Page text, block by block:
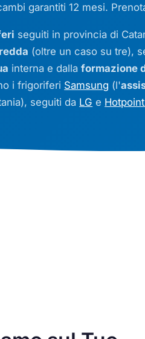
garantiti 12 mesi.
seguiti in provincia di
(oltre un caso su tre),
interna e dallaformazione
i frigoriferi Samsung (l'
seguiti da LG e